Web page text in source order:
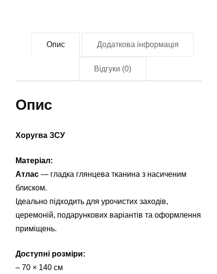
Опис Додаткова інформація
Відгуки (0)
Опис
Хоругва ЗСУ
Матеріал:
Атлас — гладка глянцева тканина з насиченим
блиском.
Ідеально підходить для урочистих заходів,
церемоній, подарункових варіантів та оформлення
приміщень.
Доступні розміри:
– 70 × 140 см